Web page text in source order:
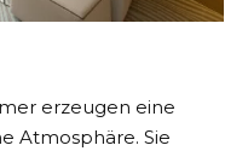
erzeugen eine
Atmosphäre. Sie